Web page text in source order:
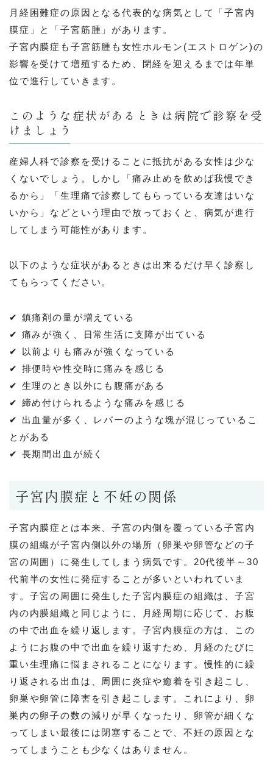
月経困難症の原因となる代表的な病気として「子宮内
膜症」と「子宮筋腫」があります。
子宮内膜症も子宮筋腫も女性ホルモン(エストロゲン)の
影響を受けて増殖するため、閉経を迎えるまでは年単
位で進行していきます。
このような症状があるときは病院で診察を受
けましょう
産婦人科で診察を受けることに抵抗がある女性は少な
くないでしょう。しかし「痛み止めを飲めば我慢でき
るから」「生理痛で診察してもらっている友達はいな
いから」などという理由で放っておくと、病気が進行
してしまう可能性があります。
以下のような症状があるときは出来るだけ早く診察し
てもらってください。
✔ 鎮痛剤の量が増えている
✔ 痛みが強く、日常生活に支障が出ている
✔ 以前よりも痛みが強くなっている
✔ 排便時や性交時に痛みを感じる
✔ 生理のとき以外にも腹痛がある
✔ 締め付けられるような痛みを感じる
✔ 出血量が多く、レバーのような塊が混じっているこ
とがある
✔ 長期間出血が続く
子宮内膜症と不妊の関係
子宮内膜症とは本来、子宮の内側を覆っている子宮内
膜の組織が子宮内側以外の場所（卵巣や卵管などの子
宮の周囲）に発生してしまう病気です。20代後半～30
代前半の女性に発症することが多いといわれていま
す。子宮の周囲に発生した子宮内膜症の組織は、子宮
内の内膜組織と同じように、月経周期に応じて、お腹
の中で出血を繰り返します。子宮内膜症の方は、この
ようにお腹の中で出血を繰り返すため、月経のたびに
重い生理痛に悩まされることになります。慢性的に繰
り返される出血は、周囲に炎症や癒着を引き起こし、
卵巣や卵管に障害を引き起こします。これにより、卵
巣内の卵子の数の減りが早くなったり、卵管が細くな
ってしまい最後には閉塞することで、不妊の原因とな
ってしまうことも少なくはありません。